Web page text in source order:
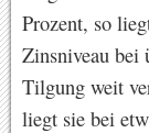
Prozent, so
Zinsniveau bei
Tilgung weit
liegt sie bei